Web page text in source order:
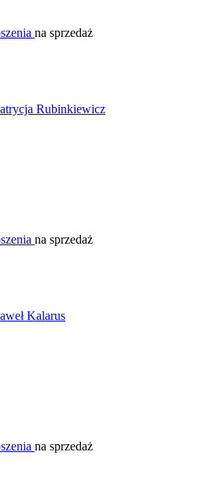
na sprzedaż
na sprzedaż
na sprzedaż